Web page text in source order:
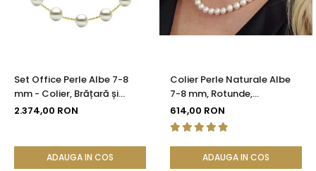
Set Office Perle Albe 7-8
mm - Colier, Brățară și
Cercei, Aur Galben 14K |
2.374,00 RON
ADAUGA IN COS
Colier Perle Naturale Albe
7-8 mm, Rotunde,
Închizătoare Argint 925 |
KASKADDA®
614,00 RON
ADAUGA IN COS